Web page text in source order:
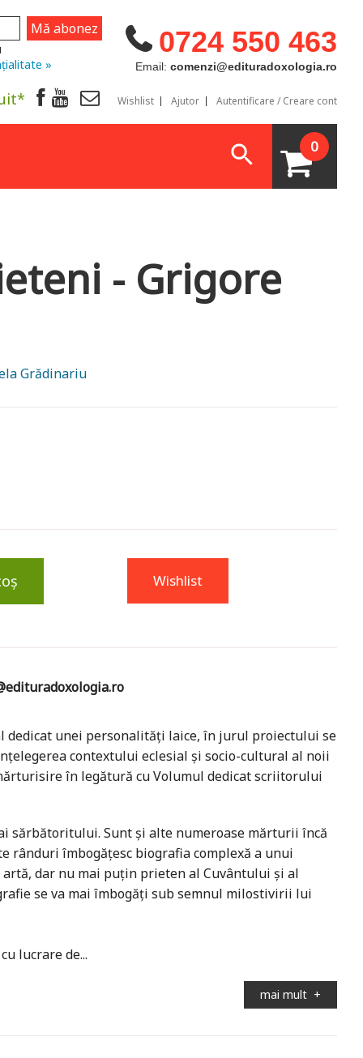
0724 550 463
Email: comenzi@edituradoxologia.ro
»
Wishlist Ajutor Autentificare / Creare cont
0
- Grigore
Grădinariu
Wishlist
dedicat unei personalităţi laice, în jurul proiectului se
contextului eclesial și socio-cultural al noii
în legătură cu Volumul dedicat scriitorului
sărbătoritului. Sunt și alte numeroase mărturii încă
rânduri îmbogăţesc biografia complexă a unui
dar nu mai puţin prieten al Cuvântului și al
se va mai îmbogăţi sub semnul milostivirii lui
lucrare de...
mai mult +